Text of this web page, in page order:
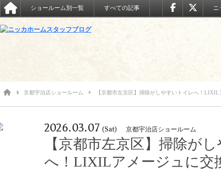
ショールーム別一覧 すべての記事 ニ
京都宇治店ショールーム 【京都市左京区】掃除がしやすいトイレへ！
2026.03.07 (Sat) 京都宇治店ショールーム
【京都市左京区】掃除が
へ！LIXILアメージュに交